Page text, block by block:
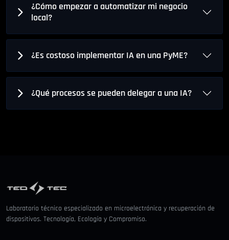
¿Cómo empezar a automatizar mi negocio
local?
¿Es costoso implementar IA en una PyME?
¿Qué procesos se pueden delegar a una IA?
Laboratorio técnico especializado en microelectrónica y recuperación de
dispositivos. Tecnología, Ecología y Compromiso.